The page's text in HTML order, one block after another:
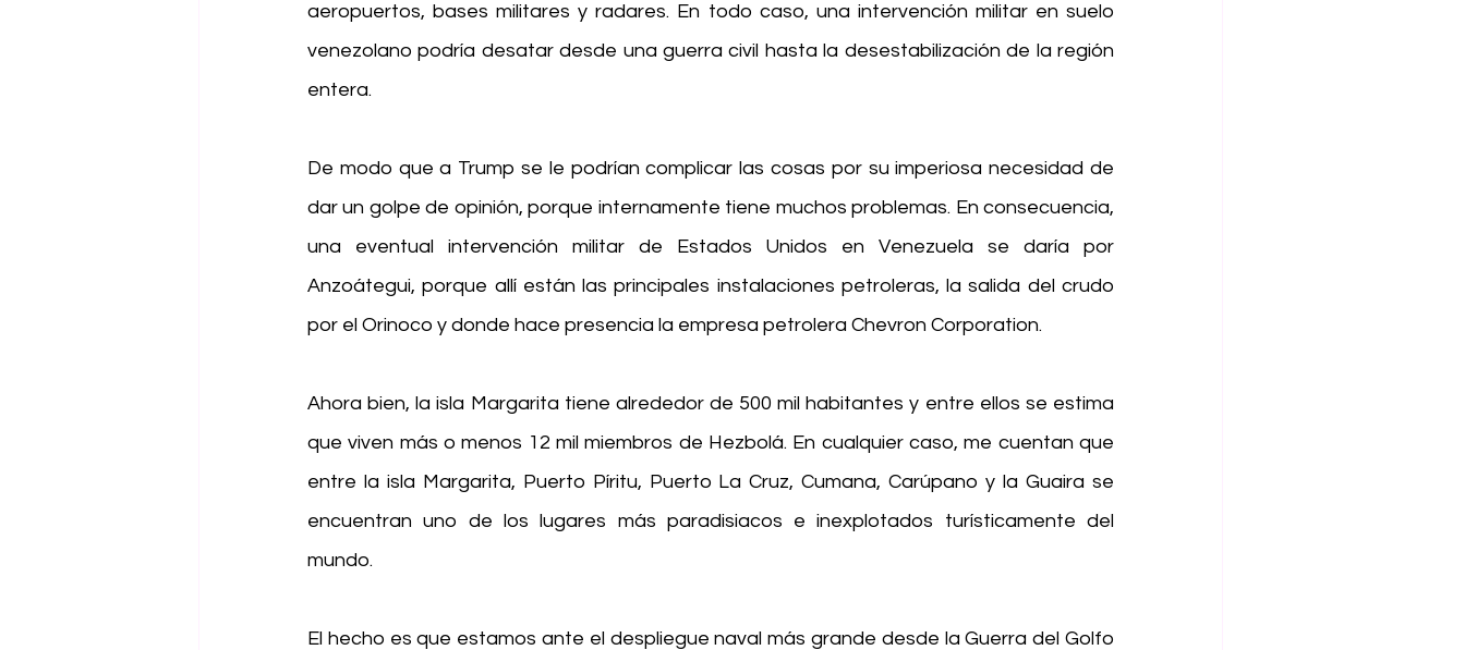
aeropuertos, bases militares y radares. En todo caso, una intervención militar en suelo
venezolano podría desatar desde una guerra civil hasta la desestabilización de la región
entera.
De modo que a Trump se le podrían complicar las cosas por su imperiosa necesidad de
dar un golpe de opinión, porque internamente tiene muchos problemas. En consecuencia,
una eventual intervención militar de Estados Unidos en Venezuela se daría por
Anzoátegui, porque allí están las principales instalaciones petroleras, la salida del crudo
por el Orinoco y donde hace presencia la empresa petrolera Chevron Corporation.
Ahora bien, la isla Margarita tiene alrededor de 500 mil habitantes y entre ellos se estima
que viven más o menos 12 mil miembros de Hezbolá. En cualquier caso, me cuentan que
entre la isla Margarita, Puerto Píritu, Puerto La Cruz, Cumana, Carúpano y la Guaira se
encuentran uno de los lugares más paradisiacos e inexplotados turísticamente del
mundo.
El hecho es que estamos ante el despliegue naval más grande desde la Guerra del Golfo